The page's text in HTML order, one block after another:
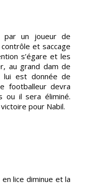
par un joueur de
et saccage
s’égare et les
au grand dam de
lui est donnée de
footballeur devra
ou il sera éliminé.
pour Nabil.
lice diminue et la